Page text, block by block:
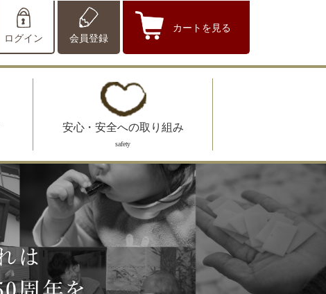
ログイン 会員登録
カートを見る
安心・安全への取り組み
safety